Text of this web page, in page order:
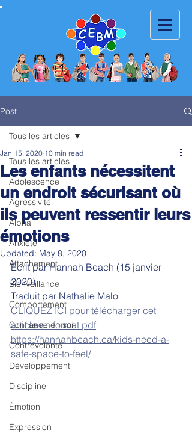
Post
Tous les articles
Adolescence
Agressivité
Alpha
Anxiété
Attachement
Bienveillance
Comportement
Confiance en soi
Contrevolonté
Développement
Discipline
Émotion
Expression
Tous les articles
Les enfants nécessitent
un endroit sécurisant où
ils peuvent ressentir leurs
émotions
Jan 15, 2020 10 min read
Updated: May 8, 2020
Écrit par Hannah Beach (15 janvier
2020)
Traduit par Nathalie Malo
CLIQUEZ ICI pour télécharger cet
article en format pdf
https://hannahbeach.ca/kids-need-a-
safe-space-to-feel/